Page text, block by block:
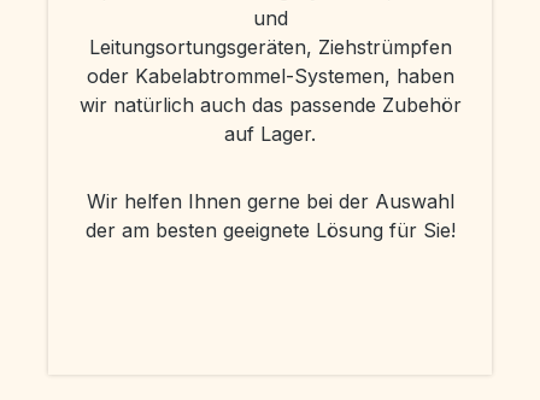
und
Leitungsortungsgeräten, Ziehstrümpfen
oder Kabelabtrommel-Systemen, haben
wir natürlich auch das passende Zubehör
auf Lager.
Wir helfen Ihnen gerne bei der Auswahl
der am besten geeignete Lösung für Sie!